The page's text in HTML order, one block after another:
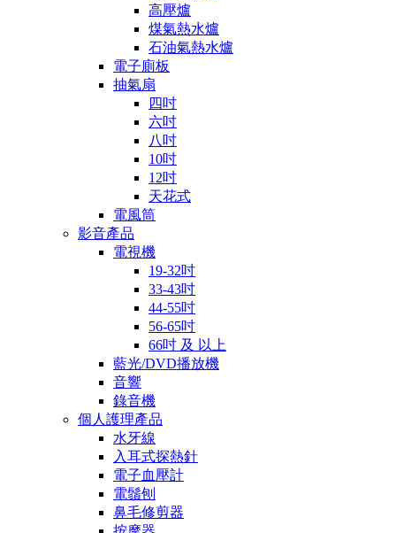
高壓爐
煤氣熱水爐
石油氣熱水爐
電子廁板
抽氣扇
四吋
六吋
八吋
10吋
12吋
天花式
電風筒
影音產品
電視機
19-32吋
33-43吋
44-55吋
56-65吋
66吋 及 以上
藍光/DVD播放機
音響
錄音機
個人護理產品
水牙線
入耳式探熱針
電子血壓計
電鬚刨
鼻毛修剪器